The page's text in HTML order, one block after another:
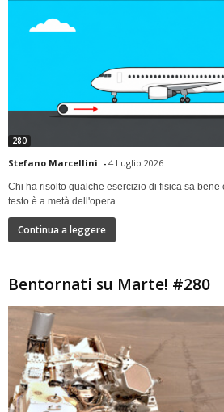
280
Stefano Marcellini - 4 Luglio 2026
Chi ha risolto qualche esercizio di fisica sa bene
testo è a metà dell'opera...
Continua a leggere
Bentornati su Marte! #280